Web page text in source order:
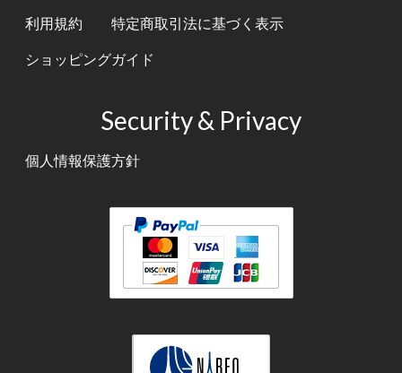
利用規約 特定商取引法に基づく表示
ショッピングガイド
Security & Privacy
個人情報保護方針